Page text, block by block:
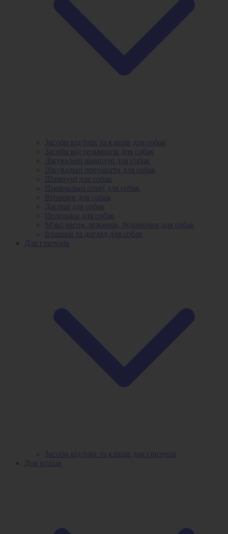
Засоби від бліх та кліщів для собак
Засоби від гельмінтів для собак
Лікувальні шампуні для собак
Лікувальні препарати для собак
Шампуні для собак
Привчальні спреї для собак
Вітаміни для собак
Ласощі для собак
Пелюшки для собак
М'які місця, лежанки, будиночки для собак
Іграшки та догляд для собак
Для гризунів
Засоби від бліх та кліщів для гризунів
Для птахів